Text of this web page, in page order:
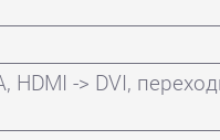
HDMI -> DVI,